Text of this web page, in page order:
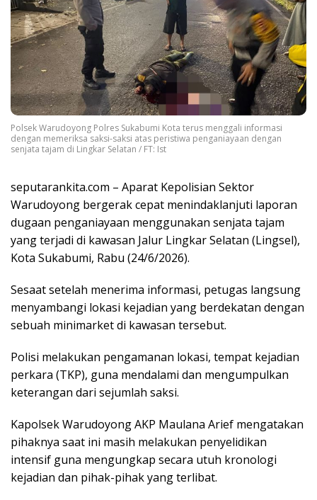
Polsek Warudoyong Polres Sukabumi Kota terus menggali informasi
dengan memeriksa saksi-saksi atas peristiwa penganiayaan dengan
senjata tajam di Lingkar Selatan / FT: Ist
seputarankita.com – Aparat Kepolisian Sektor
Warudoyong bergerak cepat menindaklanjuti laporan
dugaan penganiayaan menggunakan senjata tajam
yang terjadi di kawasan Jalur Lingkar Selatan (Lingsel),
Kota Sukabumi, Rabu (24/6/2026).
Sesaat setelah menerima informasi, petugas langsung
menyambangi lokasi kejadian yang berdekatan dengan
sebuah minimarket di kawasan tersebut.
Polisi melakukan pengamanan lokasi, tempat kejadian
perkara (TKP), guna mendalami dan mengumpulkan
keterangan dari sejumlah saksi.
Kapolsek Warudoyong AKP Maulana Arief mengatakan
pihaknya saat ini masih melakukan penyelidikan
intensif guna mengungkap secara utuh kronologi
kejadian dan pihak-pihak yang terlibat.